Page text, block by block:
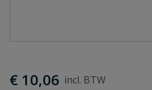
€ 10,06